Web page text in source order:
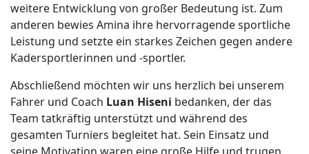
weitere Entwicklung von großer Bedeutung ist. Zum
anderen bewies Amina ihre hervorragende sportliche
Leistung und setzte ein starkes Zeichen gegen andere
Kadersportlerinnen und -sportler.
Abschließend möchten wir uns herzlich bei unserem
Fahrer und Coach Luan Hiseni bedanken, der das
Team tatkräftig unterstützt und während des
gesamten Turniers begleitet hat. Sein Einsatz und